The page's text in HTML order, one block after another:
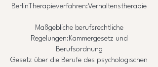
BerlinTherapieverfahren:Verhaltenstherapie
Maßgebliche berufsrechtliche
Regelungen:Kammergesetz und
Berufsordnung
Gesetz über die Berufe des psychologischen